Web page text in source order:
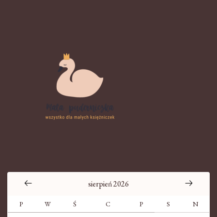
sierpień 2026
P W Ś C P S N